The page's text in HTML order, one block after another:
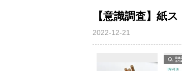
【意識調査】紙
2022-12-21